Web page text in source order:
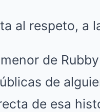
al respeto, a
de
de
de esa